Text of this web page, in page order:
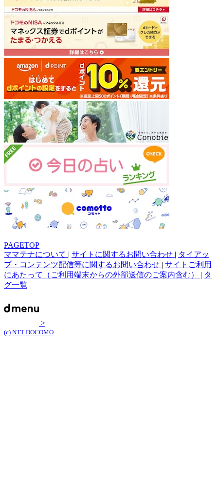
PAGETOP
ママテナについて | サイトに関するお問い合わせ | タイアッ
プ・コンテンツ配信等に関するお問い合わせ | サイトご利用
にあたって（ご利用端末からの外部送信のご案内含む） | タ
グ一覧
>
(c) NTT DOCOMO